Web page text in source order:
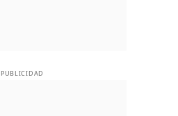
PUBLICIDAD